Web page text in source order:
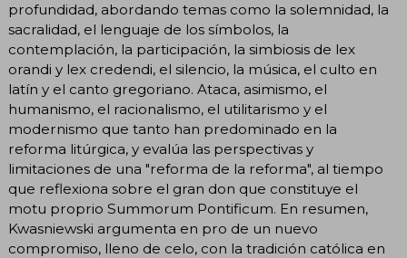
profundidad, abordando temas como la solemnidad, la
sacralidad, el lenguaje de los símbolos, la
contemplación, la participación, la simbiosis de lex
orandi y lex credendi, el silencio, la música, el culto en
latín y el canto gregoriano. Ataca, asimismo, el
humanismo, el racionalismo, el utilitarismo y el
modernismo que tanto han predominado en la
reforma litúrgica, y evalúa las perspectivas y
limitaciones de una "reforma de la reforma", al tiempo
que reflexiona sobre el gran don que constituye el
motu proprio Summorum Pontificum. En resumen,
Kwasniewski argumenta en pro de un nuevo
compromiso, lleno de celo, con la tradición católica en